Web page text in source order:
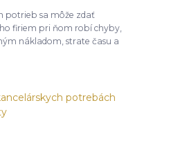
potrieb sa môže zdať
firiem pri ňom robí chyby,
nákladom, strate času a